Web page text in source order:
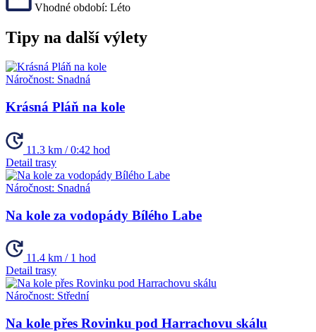
Vhodné období: Léto
Tipy na další výlety
Náročnost: Snadná
Krásná Pláň na kole
11.3 km / 0:42 hod
Detail trasy
Náročnost: Snadná
Na kole za vodopády Bílého Labe
11.4 km / 1 hod
Detail trasy
Náročnost: Střední
Na kole přes Rovinku pod Harrachovu skálu